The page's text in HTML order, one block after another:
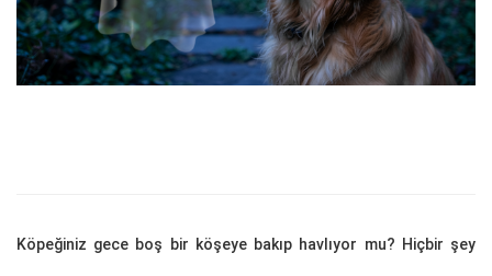
Köpeğiniz gece boş bir köşeye bakıp havlıyor mu? Hiçbir şey